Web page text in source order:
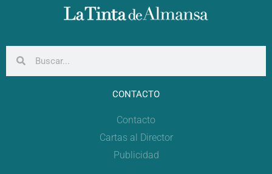
CONTACTO
Contacto
Cartas al Director
Publicidad